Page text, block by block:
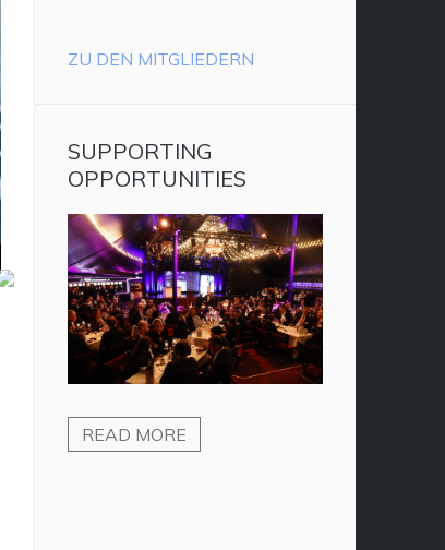
ZU DEN MITGLIEDERN
SUPPORTING
OPPORTUNITIES
READ MORE